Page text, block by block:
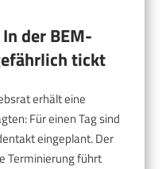
der BEM-
tickt
erhält eine
Für einen Tag sind
eingeplant. Der
Terminierung führt